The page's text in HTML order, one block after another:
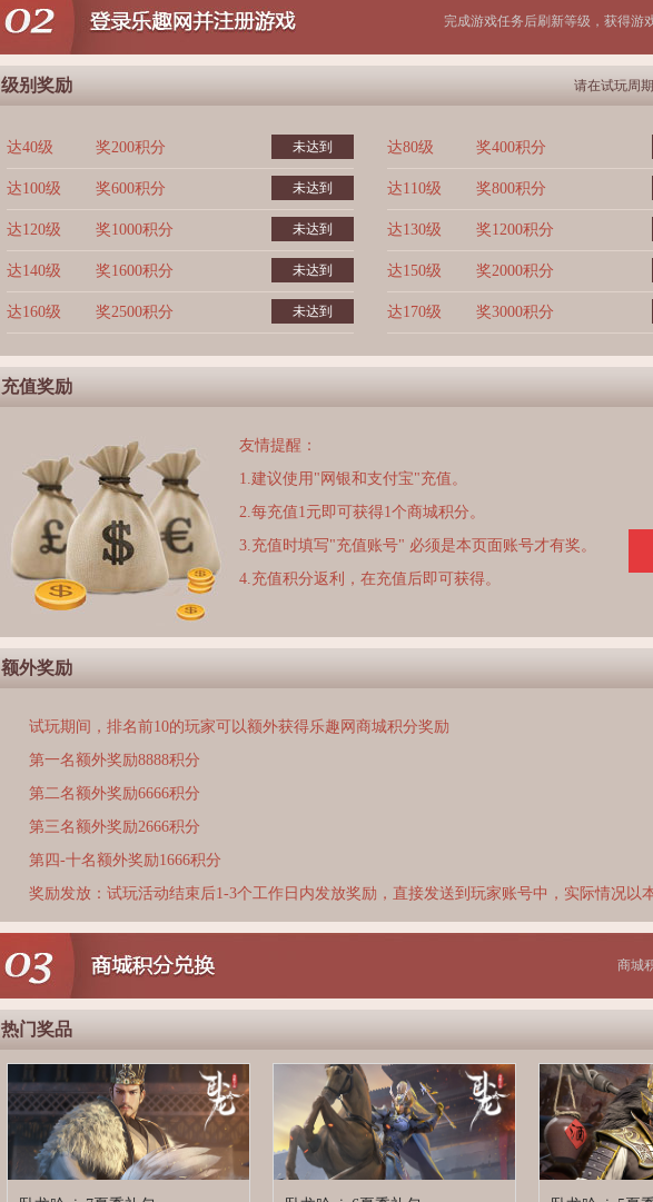
完成游戏任务后刷新等级，获得游
级别奖励 请在试玩周
达40级 奖200积分 未达到 达80级 奖400积分
达100级 奖600积分 未达到 达110级 奖800积分
达120级 奖1000积分 未达到 达130级 奖1200积分
达140级 奖1600积分 未达到 达150级 奖2000积分
达160级 奖2500积分 未达到 达170级 奖3000积分
充值奖励
友情提醒：
1.建议使用"网银和支付宝"充值。
2.每充值1元即可获得1个商城积分。
3.充值时填写"充值账号" 必须是本页面账号才有奖。
4.充值积分返利，在充值后即可获得。
额外奖励
试玩期间，排名前10的玩家可以额外获得乐趣网商城积分奖励
第一名额外奖励8888积分
第二名额外奖励6666积分
第三名额外奖励2666积分
第四-十名额外奖励1666积分
奖励发放：试玩活动结束后1-3个工作日内发放奖励，直接发送到玩家账号中，实际情况以
商城
热门奖品